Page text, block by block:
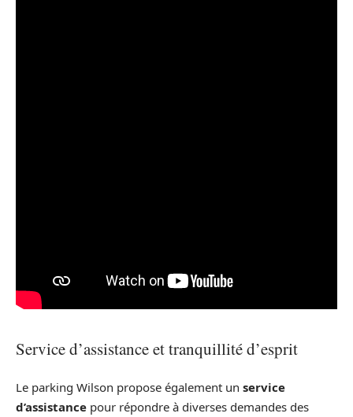
Service d’assistance et tranquillité d’esprit
Le parking Wilson propose également un service
d’assistance pour répondre à diverses demandes des